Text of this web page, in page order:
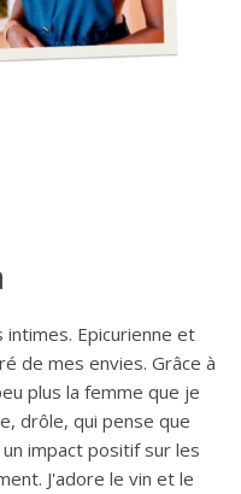
intimes. Epicurienne et
de mes envies. Grâce à
plus la femme que je
drôle, qui pense que
impact positif sur les
J'adore le vin et le